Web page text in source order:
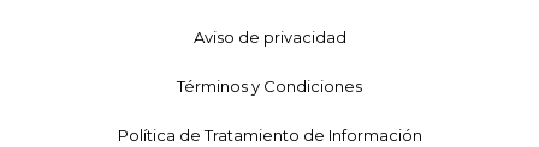
Aviso de privacidad
Términos y Condiciones
Política de Tratamiento de Información